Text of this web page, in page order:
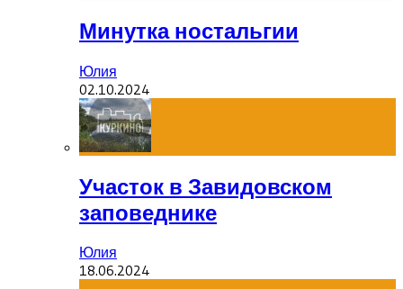
Минутка ностальгии
Юлия
02.10.2024
Участок в Завидовском
заповеднике
Юлия
18.06.2024